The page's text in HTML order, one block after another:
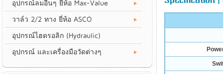
อุปกรณ์ลมอื่นๆ ยี่ห้อ Max-Value
วาล์ว 2/2 ทาง ยี่ห้อ ASCO
อุปกรณ์ไฮดรอลิก (Hydraulic)
อุปกรณ์ และเครื่องมือวัดต่างๆ